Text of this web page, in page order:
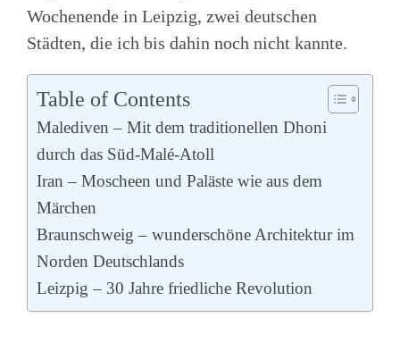
Wochenende in Leipzig, zwei deutschen
Städten, die ich bis dahin noch nicht kannte.
Table of Contents
Malediven – Mit dem traditionellen Dhoni
durch das Süd-Malé-Atoll
Iran – Moscheen und Paläste wie aus dem
Märchen
Braunschweig – wunderschöne Architektur im
Norden Deutschlands
Leizpig – 30 Jahre friedliche Revolution